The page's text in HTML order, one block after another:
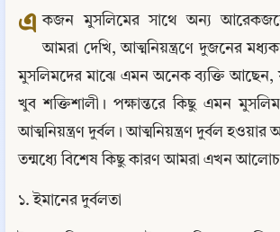
এ কজন মুসলিমের সাথে অন্য
আমরা দেখি, আত্মনিয়ন্ত্রণে দুজনের
মুসলিমদের মাঝে এমন অনেক ব্যক্তি আছেন,
খুব শক্তিশালী। পক্ষান্তরে কিছু এমন
আত্মনিয়ন্ত্রণ দুর্বল। আত্মনিয়ন্ত্রণ দুর্বল
তন্মধ্যে বিশেষ কিছু কারণ আমরা এখন
১. ইমানের দুর্বলতা